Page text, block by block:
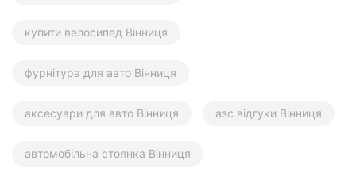
купити велосипед Вінниця
фурнітура для авто Вінниця
аксесуари для авто Вінниця азс відгуки Вінниця
автомобільна стоянка Вінниця